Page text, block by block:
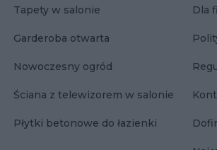
Tapety w salonie
Garderoba otwarta
Nowoczesny ogród
Ściana z telewizorem w salonie
Płytki betonowe do łazienki
Dla